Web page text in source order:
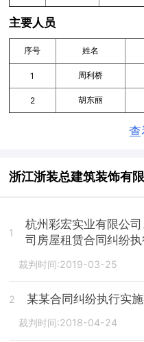
主要人员
序号 姓名
1 周利桥
2 胡东丽
查
浙江浙装总建筑装饰有
1
杭州彩宏实业有限公
司房屋租赁合同纠纷
裁判时间:2019-03-25
2 某某合同纠纷执行实
裁判时间:2018-04-24